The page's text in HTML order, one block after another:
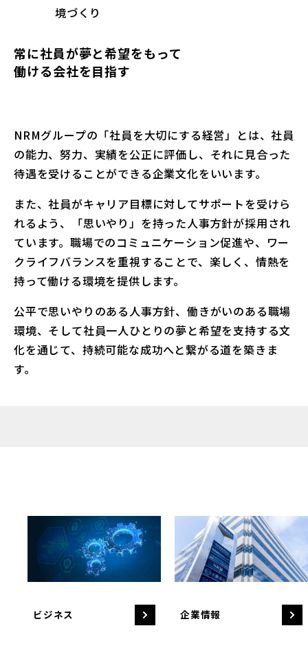
境づくり
常に社員が夢と希望をもって
働ける会社を目指す
NRMグループの「社員を大切にする経営」とは、社員
の能力、努力、実績を公正に評価し、それに見合った
待遇を受けることができる企業文化をいいます。
また、社員がキャリア目標に対してサポートを受けら
れるよう、「思いやり」を持った人事方針が採用され
ています。職場でのコミュニケーション促進や、ワー
クライフバランスを重視することで、楽しく、情熱を
持って働ける環境を提供します。
公平で思いやりのある人事方針、働きがいのある職場
環境、そして社員一人ひとりの夢と希望を支持する文
化を通じて、持続可能な成功へと繋がる道を築きま
す。
ビジネス 企業情報